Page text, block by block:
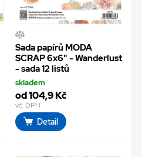
Sada papírů MODA
SCRAP 6x6" - Wanderlust
- sada 12 listů
skladem
od 104,9 Kč
vč. DPH
Detail